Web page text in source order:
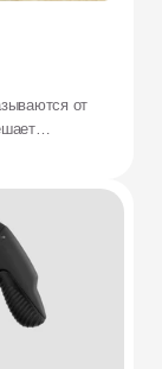
от